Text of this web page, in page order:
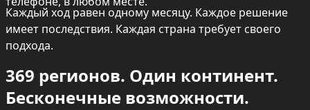
Каждый ход равен одному месяцу. Каждое решение
имеет последствия. Каждая страна требует своего
подхода.
369 регионов. Один континент.
Бесконечные возможности.